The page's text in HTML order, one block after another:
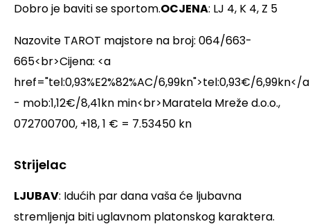
Dobro je baviti se sportom.OCJENA: LJ 4, K 4, Z 5
Nazovite TAROT majstore na broj: 064/663-
665<br>Cijena: <a
href="tel:0,93%E2%82%AC/6,99kn">tel:0,93€/6,99kn</
- mob:1,12€/8,41kn min<br>Maratela Mreže d.o.o.,
072700700, +18, 1 € = 7.53450 kn
Strijelac
LJUBAV: Idućih par dana vaša će ljubavna
stremljenja biti uglavnom platonskog karaktera.